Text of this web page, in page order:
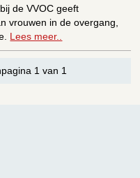
de VVOC geeft
vrouwen in de overgang,
Lees meer..
1 van 1